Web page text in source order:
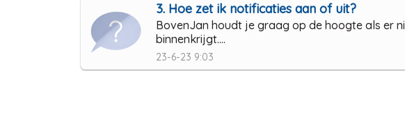
3. Hoe zet ik notificaties aan of uit?
BovenJan houdt je graag op de hoogte als er
binnenkrijgt....
23-6-23 9:03